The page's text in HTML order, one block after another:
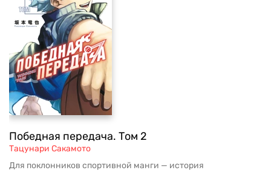
Победная передача. Том 2
Тацунари Сакамото
Для поклонников спортивной манги — история